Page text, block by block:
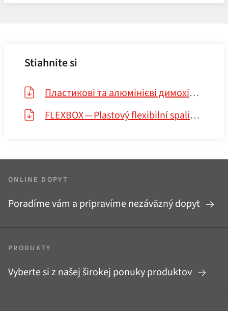
Stiahnite si
Пластикові та алюмінієві димохідні системи — прайс-лист
FLEXBOX — Plastový flexibilní spalinový systém — ceník
ONLINE DOPYT
Poradíme vám a pripravíme nezáväzný dopyt
PRODUKTY
Vyberte si z našej širokej ponuky produktov